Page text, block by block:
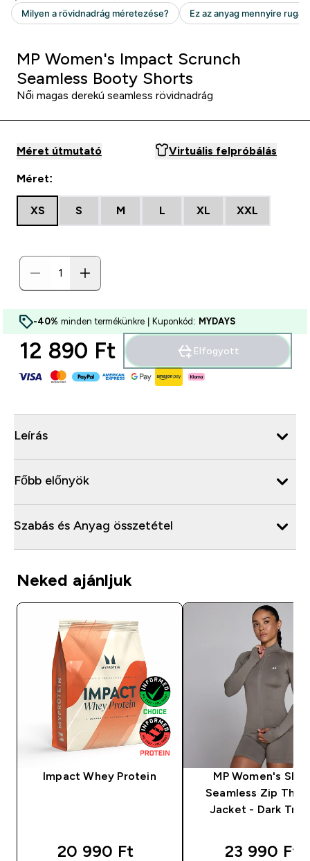
MP Women's Impact Scrunch
Seamless Booty Shorts
Női magas derekú seamless rövidnadrág
Méret útmutató Virtuális felpróbálás
Méret:
XS S M L XL XXL
-40% minden termékünkre | Kuponkód: MYDAYS
12 890 Ft‎ Elfogyott
Leírás
Főbb előnyök
Szabás és Anyag összetétel
Neked ajánljuk
Impact Whey Protein
20 990 Ft‎
MP Women's
Seamless Zip
Jacket - Dark
23 990 Ft‎